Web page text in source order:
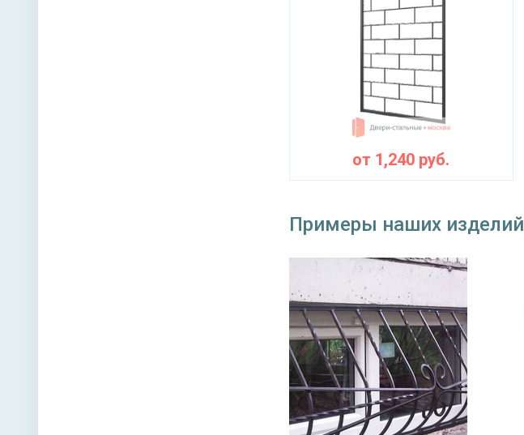
от 1,240 руб.
Примеры наших изделий